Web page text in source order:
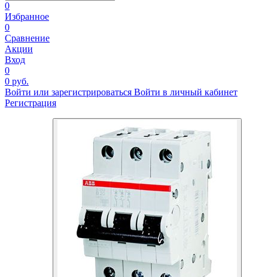
0
Избранное
0
Сравнение
Акции
Вход
0
0 руб.
Войти или зарегистрироваться Войти в личный кабинет
Регистрация